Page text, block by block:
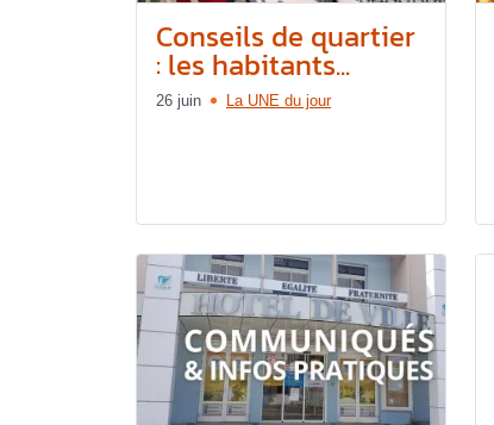
Conseils de quartier
: les habitants...
26 juin La UNE du jour